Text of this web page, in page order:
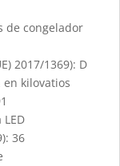
de congelador
2017/1369): D
kilovatios
36